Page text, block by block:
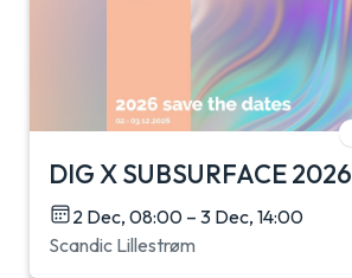
DIG X SUBSURFACE 2026
2 Dec, 08:00 – 3 Dec, 14:00
Scandic Lillestrøm